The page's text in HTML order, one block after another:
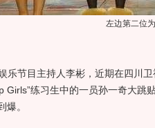
左边第二位
节目主持人李彬，近期在四川卫
Girls”练习生中的一员孙一奇大跳
爆。